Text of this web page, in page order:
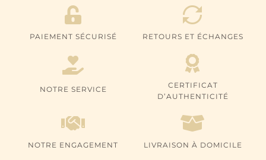
PAIEMENT SÉCURISÉ RETOURS ET ÉCHANGES
NOTRE SERVICE
CERTIFICAT
D’AUTHENTICITÉ
NOTRE ENGAGEMENT LIVRAISON À DOMICILE